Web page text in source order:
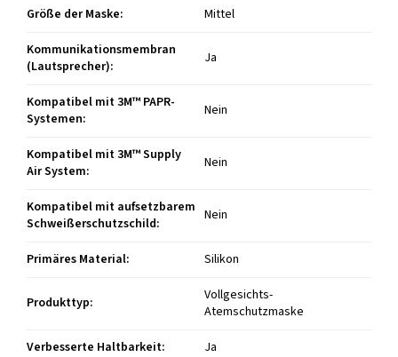
Größe der Maske:
Mittel
Kommunikationsmembran
(Lautsprecher): Ja
Kompatibel mit 3M™ PAPR-
Systemen: Nein
Kompatibel mit 3M™ Supply
Air System: Nein
Kompatibel mit aufsetzbarem
Schweißerschutzschild: Nein
Primäres Material: Silikon
Produkttyp:
Vollgesichts-
Atemschutzmaske
Verbesserte Haltbarkeit:
Ja